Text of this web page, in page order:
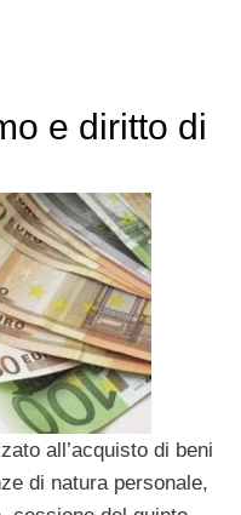
e diritto di
all’acquisto di beni
di natura personale,